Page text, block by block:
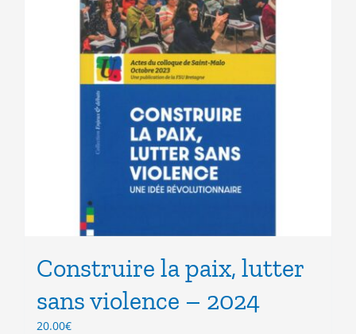
Construire la paix, lutter
sans violence – 2024
20.00€